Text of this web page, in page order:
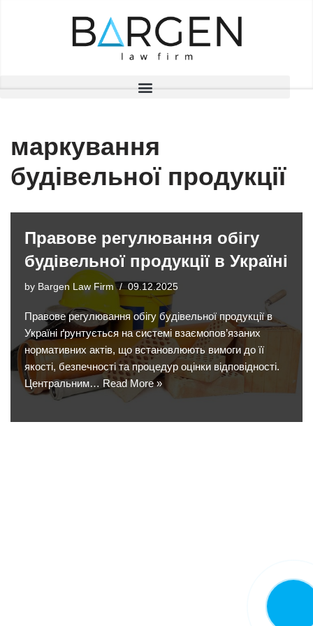
маркування
будівельної продукції
Правове регулювання обігу
будівельної продукції в Україні
by Bargen Law Firm 09.12.2025
Правове регулювання обігу будівельної продукції в
Україні ґрунтується на системі взаємопов’язаних
нормативних актів, що встановлюють вимоги до її
якості, безпечності та процедур оцінки відповідності.
Центральним… Read More »